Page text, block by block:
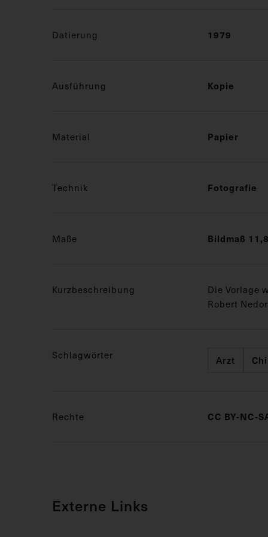
Datierung 1979
Ausführung Kopie
Material Papier
Technik Fotografie
Maße Bildmaß
Kurzbeschreibung
Die Vorlage
Robert
Schlagwörter Arzt
Rechte CC BY-NC-
Externe Links